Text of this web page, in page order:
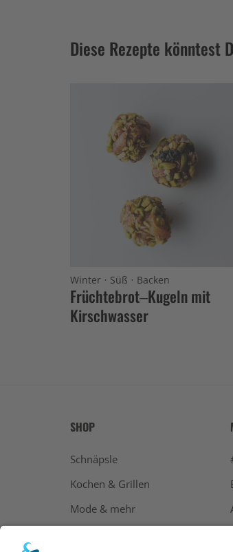
Diese Rezepte könntest
Winter · Süß · Backen
Früchtebrot–Kugeln mit
Kirschwasser
SHOP
Schnäpsle
Kochen & Grillen
Mode & mehr